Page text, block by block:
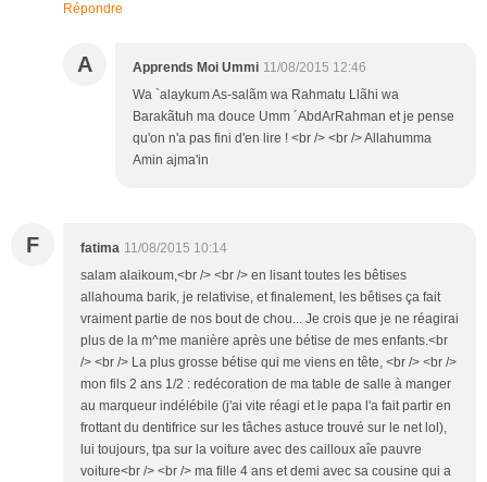
Répondre
A Apprends Moi Ummi 11/08/2015 12:46
Wa `alaykum As-salãm wa Rahmatu Llãhi wa
Barakãtuh ma douce Umm ´AbdArRahman et je pense
qu'on n'a pas fini d'en lire ! <br /> <br /> Allahumma
Amin ajma'in
F fatima 11/08/2015 10:14
salam alaikoum,<br /> <br /> en lisant toutes les bêtises
allahouma barik, je relativise, et finalement, les bêtises ça fait
vraiment partie de nos bout de chou... Je crois que je ne réagirai
plus de la m^me manière après une bétise de mes enfants.<br
/> <br /> La plus grosse bétise qui me viens en tête, <br /> <br />
mon fils 2 ans 1/2 : redécoration de ma table de salle à manger
au marqueur indélébile (j'ai vite réagi et le papa l'a fait partir en
frottant du dentifrice sur les tâches astuce trouvé sur le net lol),
lui toujours, tpa sur la voiture avec des cailloux aîe pauvre
voiture<br /> <br /> ma fille 4 ans et demi avec sa cousine qui a